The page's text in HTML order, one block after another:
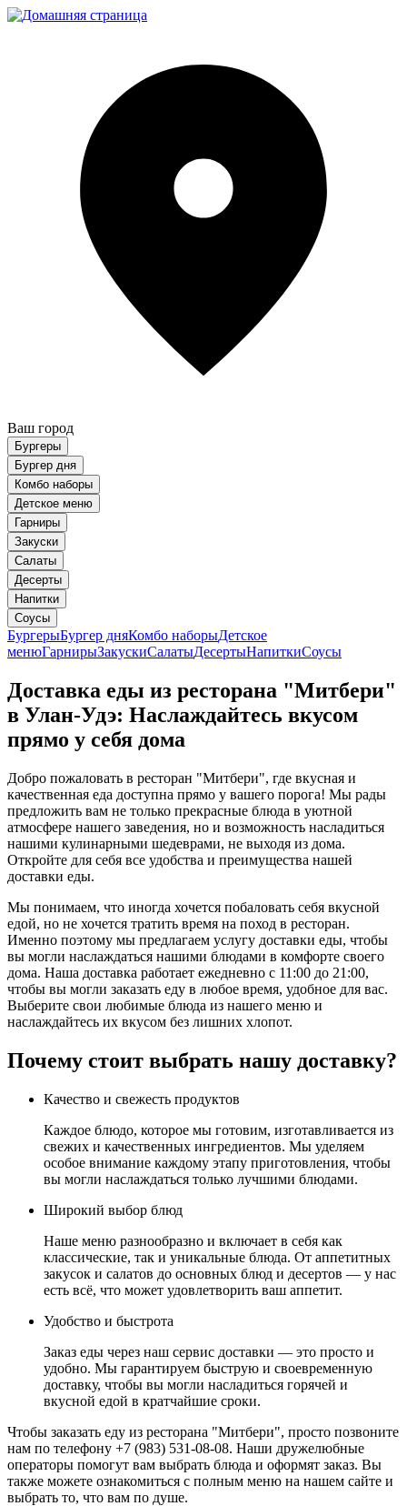
Ваш город
Бургеры
Бургер дня
Комбо наборы
Детское меню
Гарниры
Закуски
Салаты
Десерты
Напитки
Соусы
БургерыБургер дняКомбо наборыДетское
менюГарнирыЗакускиСалатыДесертыНапиткиСоусы
Доставка еды из ресторана "Митбери"
в Улан-Удэ: Наслаждайтесь вкусом
прямо у себя дома
Добро пожаловать в ресторан "Митбери", где вкусная и
качественная еда доступна прямо у вашего порога! Мы рады
предложить вам не только прекрасные блюда в уютной
атмосфере нашего заведения, но и возможность насладиться
нашими кулинарными шедеврами, не выходя из дома.
Откройте для себя все удобства и преимущества нашей
доставки еды.
Мы понимаем, что иногда хочется побаловать себя вкусной
едой, но не хочется тратить время на поход в ресторан.
Именно поэтому мы предлагаем услугу доставки еды, чтобы
вы могли наслаждаться нашими блюдами в комфорте своего
дома. Наша доставка работает ежедневно с 11:00 до 21:00,
чтобы вы могли заказать еду в любое время, удобное для вас.
Выберите свои любимые блюда из нашего меню и
наслаждайтесь их вкусом без лишних хлопот.
Почему стоит выбрать нашу доставку?
Качество и свежесть продуктов
Каждое блюдо, которое мы готовим, изготавливается из
свежих и качественных ингредиентов. Мы уделяем
особое внимание каждому этапу приготовления, чтобы
вы могли наслаждаться только лучшими блюдами.
Широкий выбор блюд
Наше меню разнообразно и включает в себя как
классические, так и уникальные блюда. От аппетитных
закусок и салатов до основных блюд и десертов — у нас
есть всё, что может удовлетворить ваш аппетит.
Удобство и быстрота
Заказ еды через наш сервис доставки — это просто и
удобно. Мы гарантируем быструю и своевременную
доставку, чтобы вы могли насладиться горячей и
вкусной едой в кратчайшие сроки.
Чтобы заказать еду из ресторана "Митбери", просто позвоните
нам по телефону +7 (983) 531-08-08. Наши дружелюбные
операторы помогут вам выбрать блюда и оформят заказ. Вы
также можете ознакомиться с полным меню на нашем сайте и
выбрать то, что вам по душе.